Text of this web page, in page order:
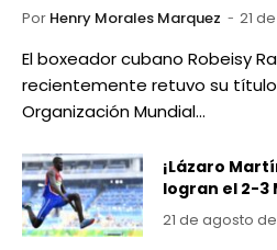
Por Henry Morales Marquez 21
El boxeador cubano Robeisy
recientemente retuvo su
Organización Mundial…
¡Lázaro
logran el 2-3
21 de agosto